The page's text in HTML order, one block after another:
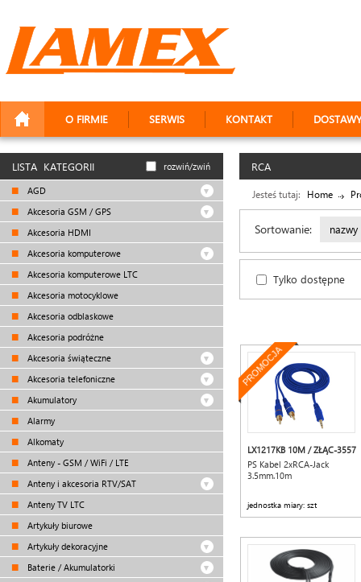
O FIRMIE SERWIS KONTAKT DOSTAWY
LISTA KATEGORII rozwiń/zwiń
AGD
Akcesoria GSM / GPS
Akcesoria HDMI
Akcesoria komputerowe
Akcesoria komputerowe LTC
Akcesoria motocyklowe
Akcesoria odblaskowe
Akcesoria podróżne
Akcesoria świąteczne
Akcesoria telefoniczne
Akumulatory
Alarmy
Alkomaty
Anteny - GSM / WiFi / LTE
Anteny i akcesoria RTV/SAT
Anteny TV LTC
Artykuły biurowe
Artykuły dekoracyjne
Baterie / Akumulatorki
RCA
Jesteś tutaj: Home
Sortowanie: nazwy
Tylko dostępne
PROMOCJA
LX1217KB 10M / ZŁĄC-3557
PS Kabel 2xRCA-Jack
3.5mm.10m
jednostka miary: szt